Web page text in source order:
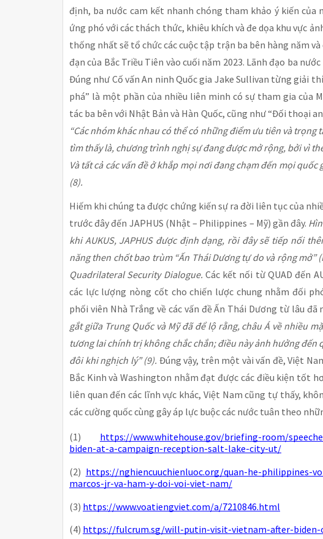
định, ba nước cam kết nhanh chóng tham khảo ý kiến của
ứng phó với các thách thức, khiêu khích và đe dọa khu vực
thống nhất sẽ tổ chức các cuộc tập trận ba bên hàng năm
đạn của Bắc Triều Tiên vào cuối năm 2023. Lãnh đạo ba
Đúng như Cố vấn An ninh Quốc gia Jake Sullivan từng giải
phá” là một phần của nhiều liên minh có sự tham gia của
tác ba bên với Nhật Bản và Hàn Quốc, cũng như “Đối thoại
“Các nhóm khác nhau có thể có những điểm ưu tiên và
tìm thấy là, chương trình nghị sự đang được mở rộng, bởi vì
Và tất cả các vấn đề ở khắp mọi nơi đang chạm đến mọi quốc
(8).
Hiếm khi chúng ta được chứng kiến sự ra đời liên tục của
trước đây đến JAPHUS (Nhật – Philippines – Mỹ) gần đây.
khi AUKUS, JAPHUS được định dạng, rồi đây sẽ tiếp nối
năng then chốt bao trùm “Ấn Thái Dương tự do và rộng mở”
Quadrilateral Security Dialogue. Các kết nối từ QUAD đến
các lực lượng nòng cốt cho chiến lược chung nhằm đối
phối viên Nhà Trắng về các vấn đề Ấn Thái Dương từ lâu đã
gắt giữa Trung Quốc và Mỹ đã để lộ rằng, châu Á về nhiều
tương lai chính trị không chắc chắn; điều này ảnh hưởng
đôi khi nghịch lý” (9). Đúng vậy, trên một vài vấn đề, Việt
Bắc Kinh và Washington nhằm đạt được các điều kiện tốt
liên quan đến các lĩnh vực khác, Việt Nam cũng tự thấy,
các cường quốc cùng gây áp lực buộc các nước tuân theo
(1) https://www.whitehouse.gov/briefing-room/
biden-at-a-campaign-reception-salt-lake-city-ut/
(2) https://nghiencuuchienluoc.org/quan-he-philippines-
marcos-jr-va-ham-y-doi-voi-viet-nam/
(3) https://www.voatiengviet.com/a/7210846.html
(4) https://fulcrum.sg/will-putin-visit-vietnam-after-